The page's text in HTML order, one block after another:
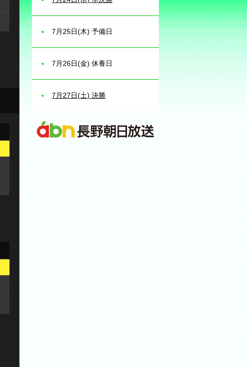
7月25日(木) 予備日
7月26日(金) 休養日
7月27日(土) 決勝